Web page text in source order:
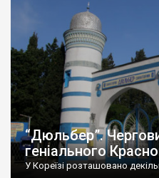
“Дюльбер”.
геніального
У Кореїзі розташовано